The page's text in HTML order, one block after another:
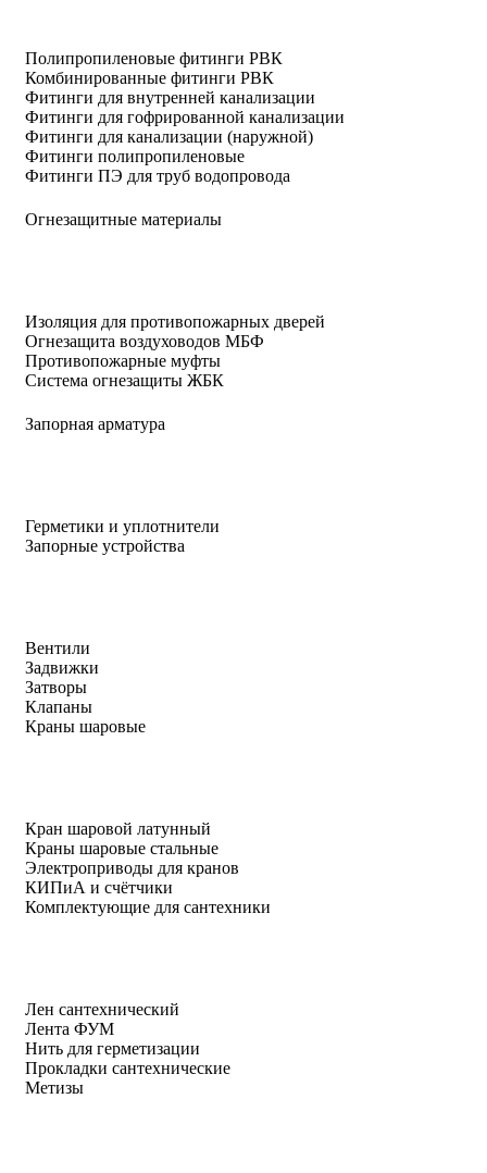
Полипропиленовые фитинги РВК
Комбинированные фитинги РВК
Фитинги для внутренней канализации
Фитинги для гофрированной канализации
Фитинги для канализации (наружной)
Фитинги полипропиленовые
Фитинги ПЭ для труб водопровода
Огнезащитные материалы
Изоляция для противопожарных дверей
Огнезащита воздуховодов МБФ
Противопожарные муфты
Система огнезащиты ЖБК
Запорная арматура
Герметики и уплотнители
Запорные устройства
Вентили
Задвижки
Затворы
Клапаны
Краны шаровые
Кран шаровой латунный
Краны шаровые стальные
Электроприводы для кранов
КИПиА и счётчики
Комплектующие для сантехники
Лен сантехнический
Лента ФУМ
Нить для герметизации
Прокладки сантехнические
Метизы